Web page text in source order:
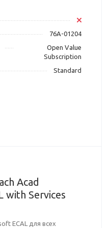
76A-01204
Open Value
Subscription
Standard
Acad
with Services
ECAL для всех